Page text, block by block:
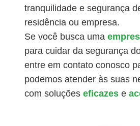
tranquilidade e segurança
residência ou empresa.
Se você busca uma
para cuidar da segurança
entre em contato conosco
podemos atender às suas
com soluções eficazes e